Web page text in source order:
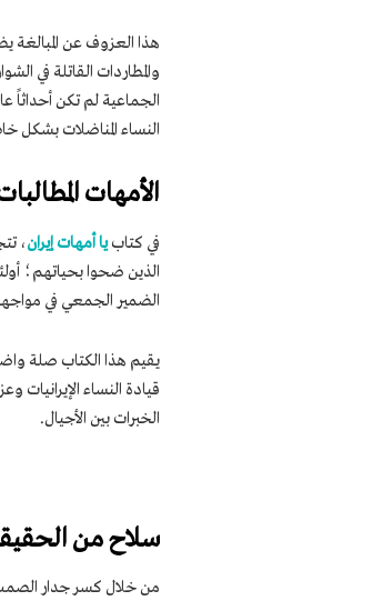
هذا العزوف عن المبالغة
الجماعية لم تكن أحداثاً
النساء المناضلات بشكل
الأمهات
في كتابيا أمهات إيران،
الذين ضحوا بحياتهم؛
الضمير الجمعي في
يقيم هذا الكتاب صلة
قيادة النساء الإيرانيات
الخبرات بين الأجيال.
سلاح من
من خلال كسر جدار